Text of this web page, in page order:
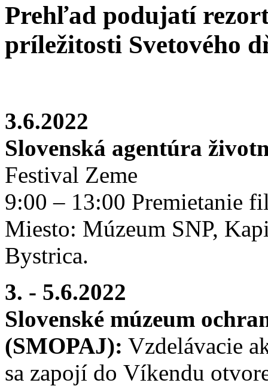
Prehľad podujatí
príležitosti Svetového
3.6.2022
Slovenská agentúra
Festival Zeme
9:00 – 13:00 Premietanie
Miesto: Múzeum SNP,
Bystrica.
3. - 5.6.2022
Slovenské múzeum
(SMOPAJ): Vzdelávacie
sa zapojí do Víkendu